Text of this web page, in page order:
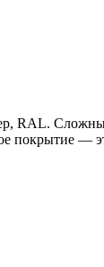
RAL.
покрытие —